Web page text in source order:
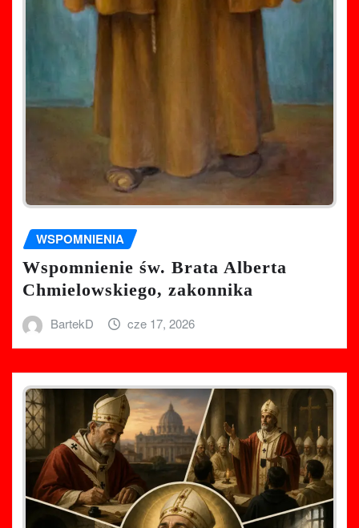
WSPOMNIENIA
Wspomnienie św. Brata Alberta
Chmielowskiego, zakonnika
BartekD cze 17, 2026